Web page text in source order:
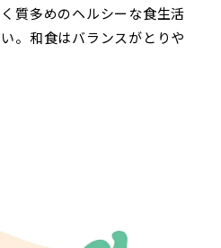
質多めのヘルシーな食生活
。和食はバランスがとりや